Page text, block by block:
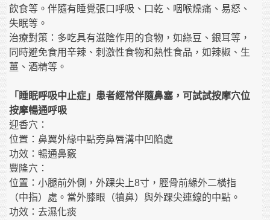
飲食等。伴隨有睡覺張口呼吸、口乾、咽喉燥痛、易怒、
失眠等。
治療對策：多吃具有滋陰作用的食物，如綠豆、銀耳等，
同時避免食用辛辣、刺激性食物和熱性食品，如辣椒、生
薑、酒精等。
「睡眠呼吸中止症」患者經常伴隨鼻塞，可試試按摩穴位
按摩暢通呼吸
迎香穴：
位置：鼻翼外緣中點旁鼻唇溝中凹陷處
功效：暢通鼻竅
豐隆穴：
位置：小腿前外側，外踝尖上8寸，脛骨前緣外二橫指
（中指）處。當外膝眼（犢鼻）與外踝尖連線的中點。
功效：去濕化痰